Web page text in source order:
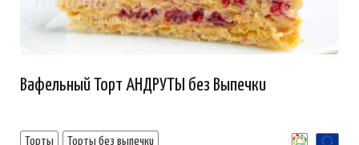
Вафельный Торт АНДРУТЫ без Выпечки
Торты Торты без выпечки